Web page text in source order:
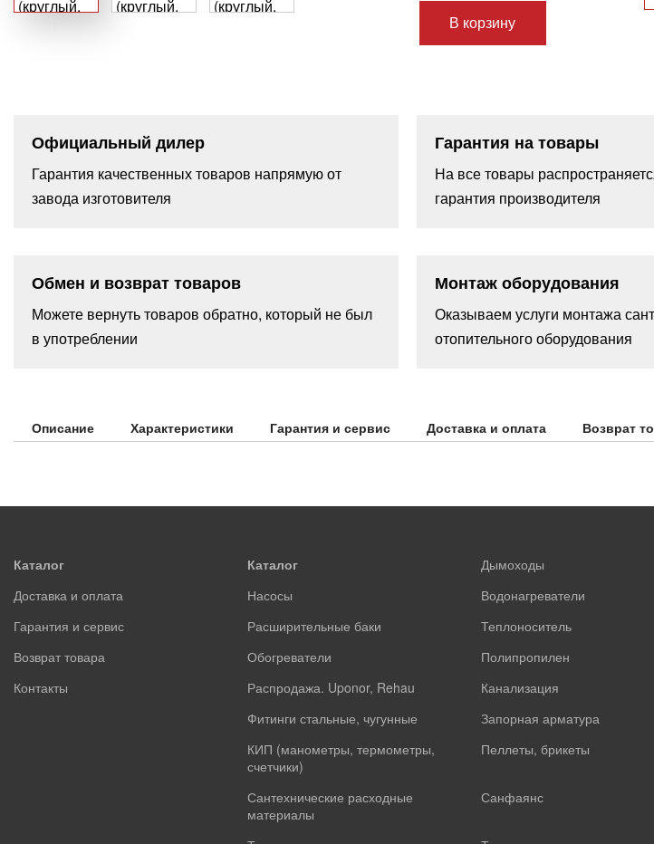
В корзину
Официальный дилер
Гарантия качественных товаров напрямую от
завода изготовителя
Гарантия на товары
На все товары
гарантия производителя
Обмен и возврат товаров
Можете вернуть товаров обратно, который не был
в употреблении
Монтаж оборудования
Оказываем услуги монтажа
отопительного оборудования
Описание Характеристики Гарантия и сервис Доставка и оплата Возврат
Каталог
Доставка и оплата
Гарантия и сервис
Возврат товара
Контакты
Каталог Дымоходы
Насосы
Водонагреватели
Расширительные баки
Теплоноситель
Обогреватели
Полипропилен
Распродажа. Uponor, Rehau
Канализация
Фитинги стальные, чугунные
Запорная арматура
КИП (манометры, термометры,
счетчики)
Пеллеты, брикеты
Сантехнические расходные
материалы
Санфаянс